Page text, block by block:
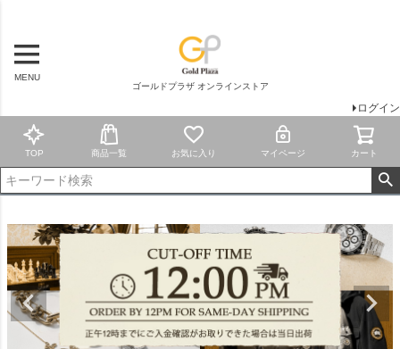
MENU
ゴールドプラザ オンラインストア
ログイン
TOP 商品一覧 お気に入り マイページ カート